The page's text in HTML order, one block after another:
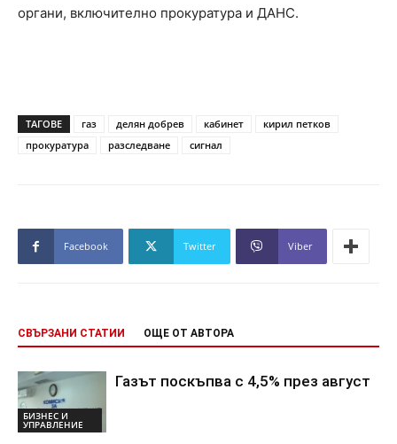
органи, включително прокуратура и ДАНС.
ТАГОВЕ газ делян добрев кабинет
кирил петков
прокуратура
разследване сигнал
Facebook Twitter Viber
СВЪРЗАНИ СТАТИИ ОЩЕ ОТ АВТОРА
БИЗНЕС И
УПРАВЛЕНИЕ
Газът поскъпва с 4,5% през август